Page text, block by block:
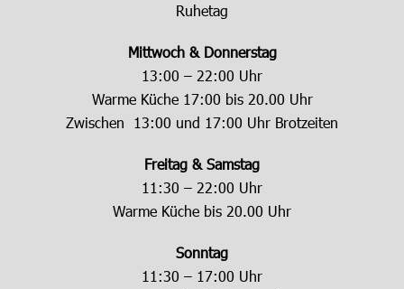
Ruhetag
Mittwoch & Donnerstag
13:00 – 22:00 Uhr
Warme Küche 17:00 bis 20.00 Uhr
Zwischen 13:00 und 17:00 Uhr Brotzeiten
Freitag & Samstag
11:30 – 22:00 Uhr
Warme Küche bis 20.00 Uhr
Sonntag
11:30 – 17:00 Uhr